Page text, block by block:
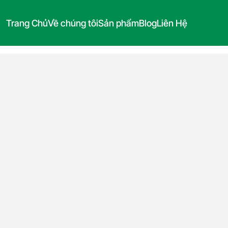
Trang ChủVề chúng tôiSản phẩmBlogLiên Hệ